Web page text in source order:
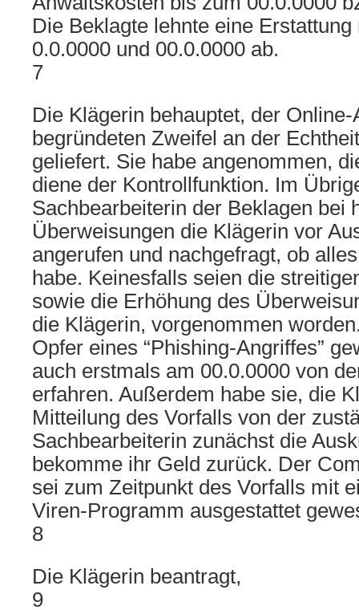
Die Beklagte lehnte eine
0.0.0000 und 00.0.0000 ab.
7
Die Klägerin behauptet, der
begründeten Zweifel an der
geliefert. Sie habe angenommen,
diene der Kontrollfunktion. Im
Sachbearbeiterin der Beklagen bei
Überweisungen die Klägerin vor
angerufen und nachgefragt, ob
habe. Keinesfalls seien die
sowie die Erhöhung des
die Klägerin, vorgenommen
Opfer eines “Phishing-Angriffes”
auch erstmals am 00.0.0000 von
erfahren. Außerdem habe sie, die
Mitteilung des Vorfalls von der
Sachbearbeiterin zunächst die
bekomme ihr Geld zurück. Der
sei zum Zeitpunkt des Vorfalls mit
Viren-Programm ausgestattet
8
Die Klägerin beantragt,
9